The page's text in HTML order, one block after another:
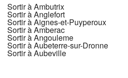
Sortir à Ambutrix
Sortir à Anglefort
Sortir à Aignes-et-Puyperoux
Sortir à Amberac
Sortir à Angouleme
Sortir à Aubeterre-sur-Dronne
Sortir à Aubeville